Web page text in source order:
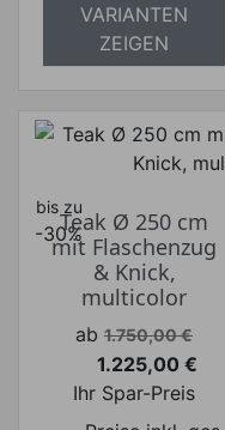
VARIANTEN
ZEIGEN
bis zu
-30%Teak Ø 250 cm
mit Flaschenzug
& Knick,
multicolor
Verkaufspreis
ab 1.750,00 €
Preis
1.225,00 €
Ihr Spar-Preis